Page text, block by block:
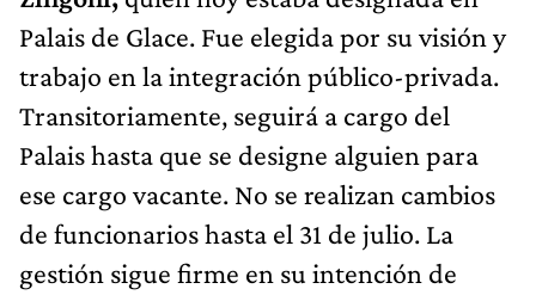
Palais de Glace. Fue elegida por su visión y
trabajo en la integración público-privada.
Transitoriamente, seguirá a cargo del
Palais hasta que se designe alguien para
ese cargo vacante. No se realizan cambios
de funcionarios hasta el 31 de julio. La
gestión sigue firme en su intención de